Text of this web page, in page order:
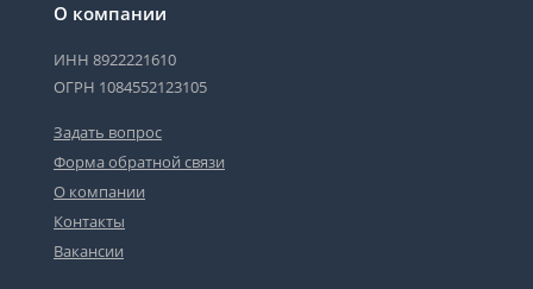
О компании
ИНН 8922221610
ОГРН 1084552123105
Задать вопрос
Форма обратной связи
О компании
Контакты
Вакансии